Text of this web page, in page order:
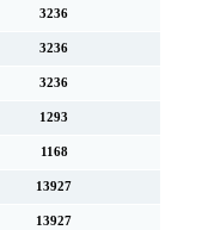
3236
3236
3236
1293
1168
13927
13927